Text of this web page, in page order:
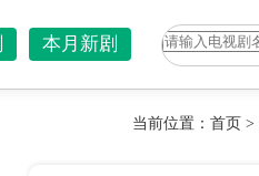
本月新剧
当前位置： 首页 >